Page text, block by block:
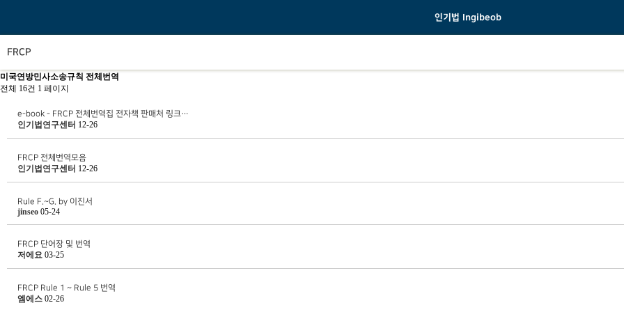
인기법 Ingibeob
FRCP
미국연방민사소송규칙 전체번역
전체 16건 1 페이지
e-book - FRCP 전체번역집 전자책 판매처 링크…
인기법연구센터 12-26
FRCP 전체번역모음
인기법연구센터 12-26
Rule F.~G. by 이진서
jinseo 05-24
FRCP 단어장 및 번역
저에요 03-25
FRCP Rule 1 ~ Rule 5 번역
엠에스 02-26